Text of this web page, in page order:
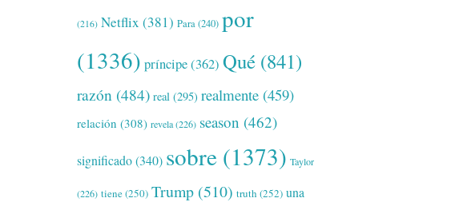
(216) Netflix (381) Para(240) por
(1336) príncipe(362) Qué (841)
razón (484) real (295) realmente (459)
relación (308) revela(226) season (462)
significado(340) sobre (1373) Taylor
(226) tiene(250) Trump (510) truth (252) una